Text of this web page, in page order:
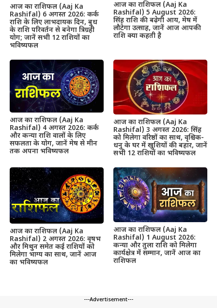
आज का राशिफल (Aaj Ka
Rashifal) 6 अगस्त 2026: कर्क
राशि के लिए लाभदायक दिन, बुध
के राशि परिवर्तन से बनेगा त्रिग्रही
योग; जानें सभी 12 राशियों का
भविष्यफल
आज का राशिफल (Aaj Ka
Rashifal) 5 August 2026:
सिंह राशि की बढ़ेगी आय, मेष में
लौटेगा उत्साह, जानें आज आपकी
राशि क्या कहती है
आज का राशिफल (Aaj Ka
Rashifal) 4 अगस्त 2026: कर्क
और कन्या राशि वालों के लिए
सफलता के योग, जानें मेष से मीन
तक अपना भविष्यफल
आज का राशिफल (Aaj Ka
Rashifal) 3 अगस्त 2026: सिंह
को मिलेगा वरिष्ठों का साथ, वृश्चिक-
धनु के घर में खुशियों की बहार, जानें
सभी 12 राशियों का भविष्यफल
आज का राशिफल (Aaj Ka
Rashifal) 2 अगस्त 2026: वृषभ
और मिथुन समेत कई राशियों को
मिलेगा भाग्य का साथ, जानें आज
का भविष्यफल
आज का राशिफल (Aaj Ka
Rashifal) 1 August 2026:
कन्या और तुला राशि को मिलेगा
कार्यक्षेत्र में सम्मान, जानें आज का
राशिफल
---Advertisement---